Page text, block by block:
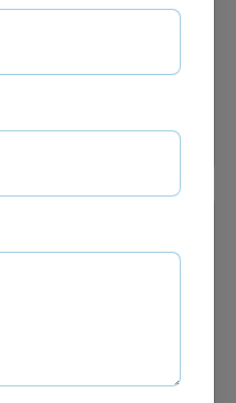
Круглый контейнер OSQ
Узнать цену